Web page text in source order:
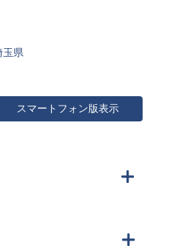
玉県
スマートフォン版表示